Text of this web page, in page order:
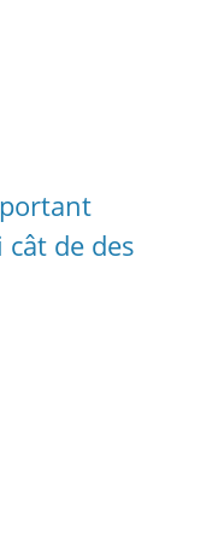
de des